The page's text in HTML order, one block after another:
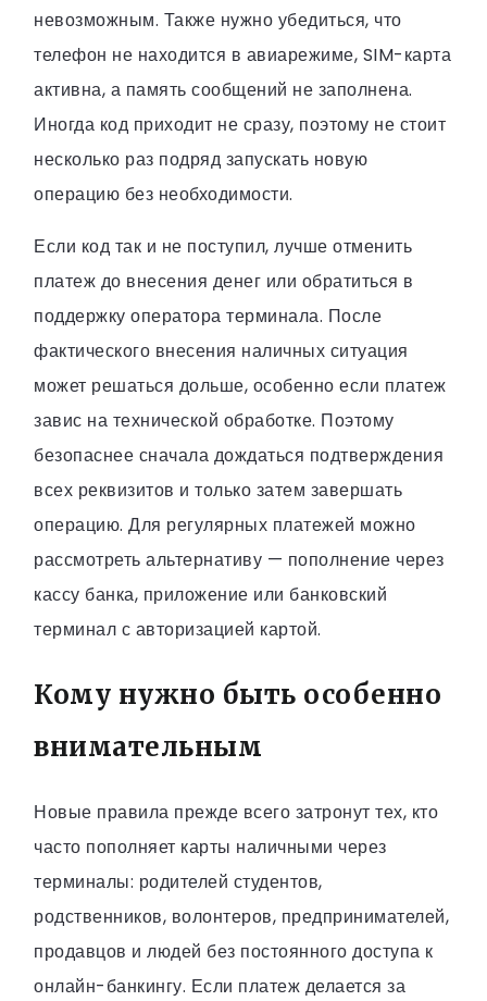
невозможным. Также нужно убедиться, что
телефон не находится в авиарежиме, SIM-карта
активна, а память сообщений не заполнена.
Иногда код приходит не сразу, поэтому не стоит
несколько раз подряд запускать новую
операцию без необходимости.
Если код так и не поступил, лучше отменить
платеж до внесения денег или обратиться в
поддержку оператора терминала. После
фактического внесения наличных ситуация
может решаться дольше, особенно если платеж
завис на технической обработке. Поэтому
безопаснее сначала дождаться подтверждения
всех реквизитов и только затем завершать
операцию. Для регулярных платежей можно
рассмотреть альтернативу — пополнение через
кассу банка, приложение или банковский
терминал с авторизацией картой.
Кому нужно быть особенно
внимательным
Новые правила прежде всего затронут тех, кто
часто пополняет карты наличными через
терминалы: родителей студентов,
родственников, волонтеров, предпринимателей,
продавцов и людей без постоянного доступа к
онлайн-банкингу. Если платеж делается за